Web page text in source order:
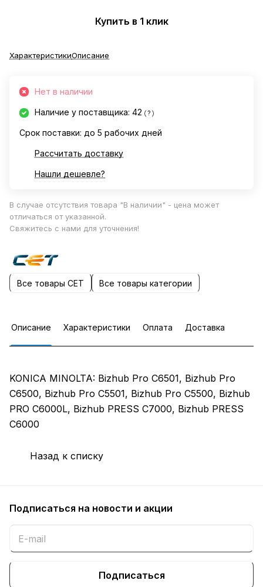
Купить в 1 клик
ХарактеристикиОписание
Нет в наличии
Наличие у поставщика: 42 ?
Срок поставки: до 5 рабочих дней
Рассчитать доставку
Нашли дешевле?
В случае отсутствия товара "В наличии" - цена может
отличаться от указанной.
Свяжитесь с нами для уточнения!
Все товары CET Все товары категории
Описание Характеристики Оплата Доставка
KONICA MINOLTA: Bizhub Pro C6501, Bizhub Pro
C6500, Bizhub Pro C5501, Bizhub Pro C5500, Bizhub
PRO C6000L, Bizhub PRESS C7000, Bizhub PRESS
C6000
Назад к списку
Подписаться на новости и акции
Подписаться